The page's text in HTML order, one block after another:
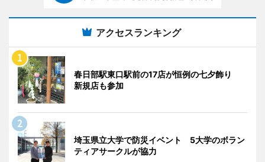
アクセスランキング
春日部駅東口駅前の17店が恒例の七夕飾り
新規店も参加
埼玉県立大学で防災イベント 5大学のボラン
ティアサークルが協力